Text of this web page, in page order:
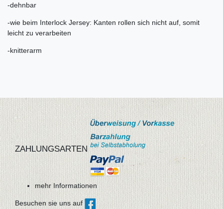
-dehnbar
-wie beim Interlock Jersey: Kanten rollen sich nicht auf, somit
leicht zu verarbeiten
-knitterarm
ZAHLUNGSARTEN
mehr Informationen
Besuchen sie uns auf